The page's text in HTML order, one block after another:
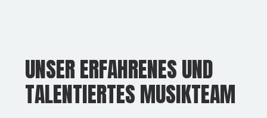
UNSER ERFAHRENES UND
TALENTIERTES MUSIKTEAM